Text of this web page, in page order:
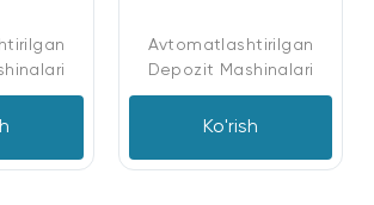
Avtomatlashtirilgan
Depozit Mashinalari
Ko'rish